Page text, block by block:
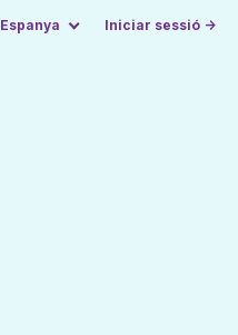
Espanya Iniciar sessió →